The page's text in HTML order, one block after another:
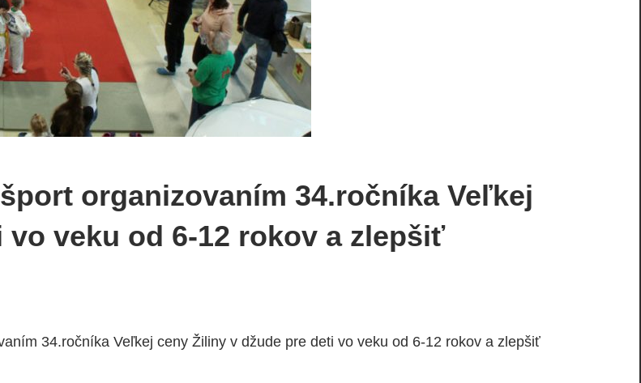
organizovaním 34.ročníka Veľkej
veku od 6-12 rokov a zlepšiť
34.ročníka Veľkej ceny Žiliny v džude pre deti vo veku od 6-12 rokov a zlepšiť